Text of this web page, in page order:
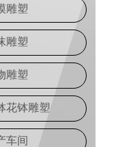
雕塑
雕塑
雕塑
花钵雕塑
车间